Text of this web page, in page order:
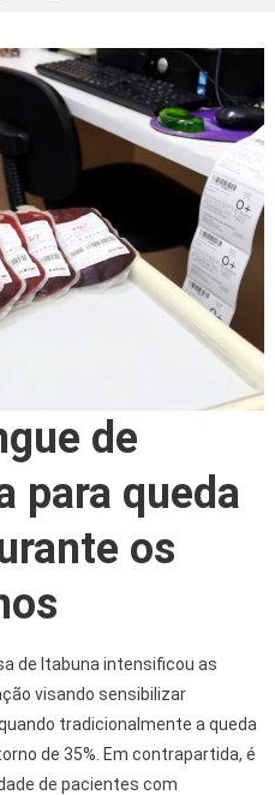
de
para queda
os
de Itabuna intensificou as
visando sensibilizar
tradicionalmente a queda
de 35%. Em contrapartida, é
de pacientes com